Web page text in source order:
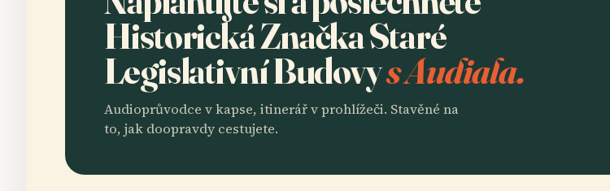
Historická Značka Staré
Legislativní Budovys Audiala.
Audioprůvodce v kapse, itinerář v prohlížeči. Stavěné na
to, jak doopravdy cestujete.